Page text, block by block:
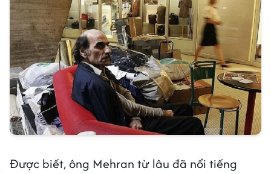
Được biết, ông Mehran từ lâu đã nổi tiếng